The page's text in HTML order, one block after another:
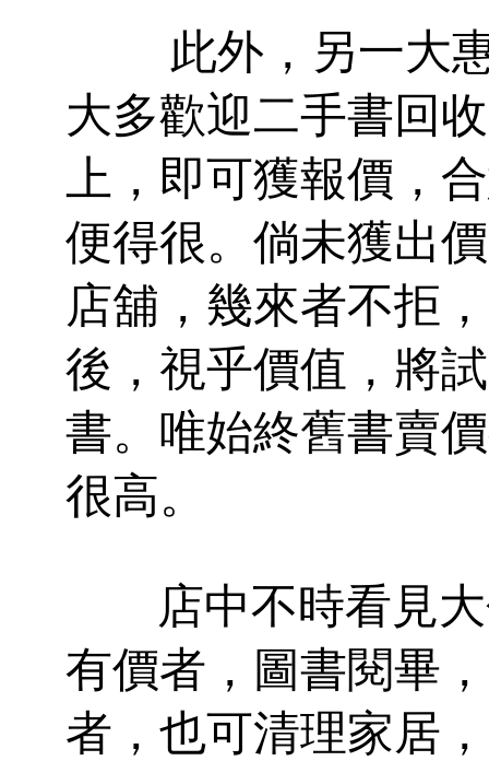
此外，另一大惠
大多歡迎二手書回
上，即可獲報價，
便得很。倘未獲出
店舖，幾來者不拒
後，視乎價值，將
書。唯始終舊書賣
很高。
店中不時看見大
有價者，圖書閱畢
者，也可清理家居